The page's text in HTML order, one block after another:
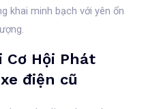
khai minh bạch với yên ổn
Cơ Hội Phát
điện cũ